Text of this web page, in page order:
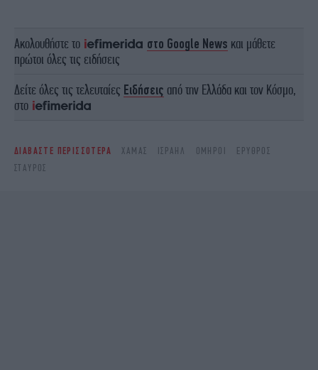
Ακολουθήστε το στο Google News και μάθετε
πρώτοι όλες τις ειδήσεις
Δείτε όλες τις τελευταίες Ειδήσεις από την Ελλάδα και τον Κόσμο,
στο
ΔΙΑΒΑΣΤΕ ΠΕΡΙΣΣΟΤΕΡΑ ΧΑΜΆΣ ΙΣΡΑΉΛ ΌΜΗΡΟΙ
ΕΡΥΘΡΌΣ
ΣΤΑΥΡΌΣ